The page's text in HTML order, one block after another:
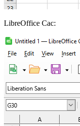
LibreOffice Cac: